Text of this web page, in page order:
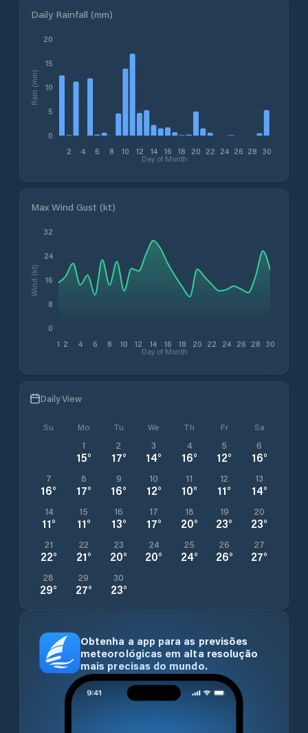
Daily Rainfall (mm)
2 4 6 8 10 12 14 16 18 20 22 24 26 28 30
Day of Month
0
5
10
15
20
Rain (mm)
Max Wind Gust (kt)
1 2 4 6 8 10 12 14 16 18 20 22 24 26 28 30
Day of Month
0
8
16
24
32
Wind (kt)
Daily View
Su Mo Tu We Th Fr Sa
1
15°
2
17°
3
14°
4
16°
5
12°
6
16°
7
16°
8
17°
9
16°
10
12°
11
10°
12
11°
13
14°
14
11°
15
11°
16
13°
17
17°
18
20°
19
23°
20
23°
21
22°
22
21°
23
20°
24
20°
25
24°
26
26°
27
27°
28
29°
29
27°
30
23°
Obtenha a app para as previsões
meteorológicas em alta resolução
mais precisas do mundo.